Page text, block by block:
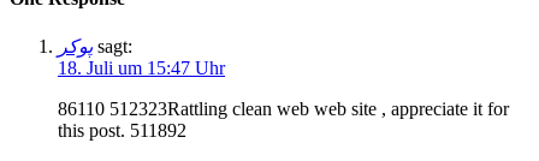
پوکر sagt:
18. Juli um 15:47 Uhr
86110 512323Rattling clean web web site , appreciate it for
this post. 511892